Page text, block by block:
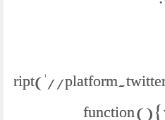
function () {